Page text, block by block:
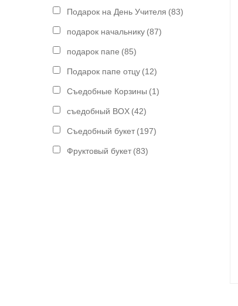
Подарок на День Учителя (83)
подарок начальнику (87)
подарок папе (85)
Подарок папе отцу (12)
Съедобные Корзины (1)
съедобный BOX (42)
Съедобный букет (197)
Фруктовый букет (83)